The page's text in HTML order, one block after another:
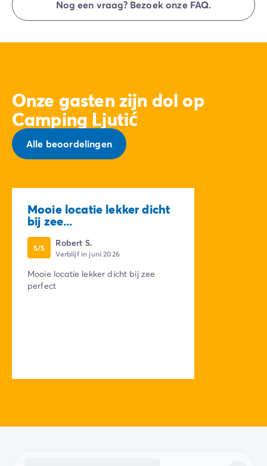
direct bij de receptie van Homair Vacances -
Eurocamp (merken van onze groep).
Nog een vraag? Bezoek onze FAQ.
Onze gasten zijn dol op
Camping Ljutić
Alle beoordelingen
Mooie locatie lekker dicht
bij zee...
5/5 Robert S.
Verblijf in juni 2026
Mooie locatie lekker dicht bij zee
perfect